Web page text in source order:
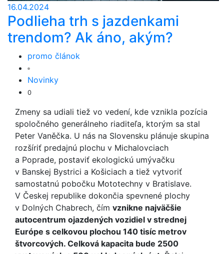
16.04.2024
Podlieha trh s jazdenkami
trendom? Ak áno, akým?
promo článok
Novinky
0
Zmeny sa udiali tiež vo vedení, kde vznikla pozícia
spoločného generálneho riaditeľa, ktorým sa stal
Peter Vaněčka. U nás na Slovensku plánuje skupina
rozšíriť predajnú plochu v Michalovciach
a Poprade, postaviť ekologickú umývačku
v Banskej Bystrici a Košiciach a tiež vytvoriť
samostatnú pobočku Mototechny v Bratislave.
V Českej republike dokončia spevnené plochy
v Dolných Chabrech, čím vznikne najväčšie
autocentrum ojazdených vozidiel v strednej
Európe s celkovou plochou 140 tisíc metrov
štvorcových. Celková kapacita bude 2500